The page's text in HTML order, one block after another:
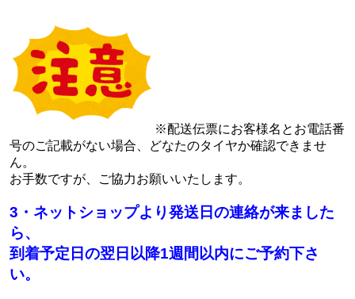
※配送伝票にお客様名とお電話番
号のご記載がない場合、どなたのタイヤか確認できませ
ん。
お手数ですが、ご協力お願いいたします。
3・ネットショップより発送日の連絡が来ました
ら、
到着予定日の翌日以降1週間以内にご予約下さ
い。